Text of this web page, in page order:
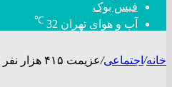
فیس بوک
آب و هوای تهران 32
℃
خانه/ اجتماعی/عزیمت ۴۱۵ هزار نفر به سفر عتبات عالیات